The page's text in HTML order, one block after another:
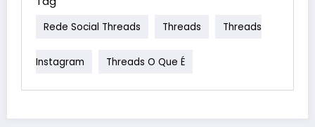
Rede Social Threads Threads Threads
Instagram Threads O Que É